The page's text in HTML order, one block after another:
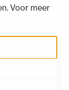
Voor meer